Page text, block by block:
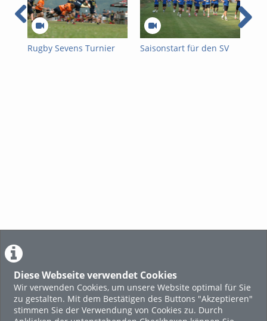
Diese Webseite verwendet Cookies
Wir verwenden Cookies, um unsere Website optimal für Sie
zu gestalten. Mit dem Bestätigen des Buttons "Akzeptieren"
stimmen Sie der Verwendung von Cookies zu. Durch
Rugby Sevens Turnier
Saisonstart für den SV